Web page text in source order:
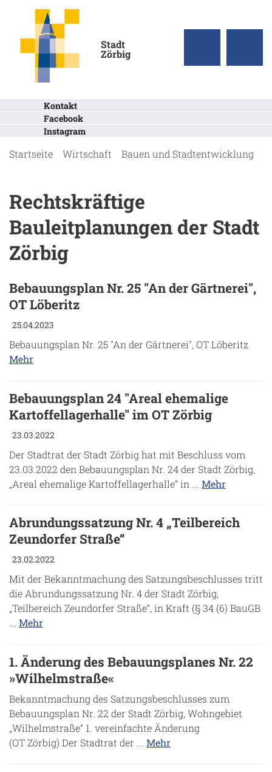
Stadt
Zörbig
Kontakt
Facebook
Instagram
Startseite Wirtschaft Bauen und Stadtentwicklung
Rechtskräftige
Bauleitplanungen der Stadt
Zörbig
Bebauungsplan Nr. 25 "An der Gärtnerei",
OT Löberitz
25.04.2023
Bebauungsplan Nr. 25 "An der Gärtnerei", OT Löberitz
Mehr
Bebauungsplan 24 "Areal ehemalige
Kartoffellagerhalle" im OT Zörbig
23.03.2022
Der Stadtrat der Stadt Zörbig hat mit Beschluss vom
23.03.2022 den Bebauungsplan Nr. 24 der Stadt Zörbig,
„Areal ehemalige Kartoffellagerhalle“ in ... Mehr
Abrundungssatzung Nr. 4 „Teilbereich
Zeundorfer Straße“
23.02.2022
Mit der Bekanntmachung des Satzungsbeschlusses tritt
die Abrundungssatzung Nr. 4 der Stadt Zörbig,
„Teilbereich Zeundorfer Straße“, in Kraft (§ 34 (6) BauGB
... Mehr
1. Änderung des Bebauungsplanes Nr. 22
»Wilhelmstraße«
Bekanntmachung des Satzungsbeschlusses zum
Bebauungsplan Nr. 22 der Stadt Zörbig, Wohngebiet
„Wilhelmstraße“ 1. vereinfachte Änderung
(OT Zörbig) Der Stadtrat der ... Mehr